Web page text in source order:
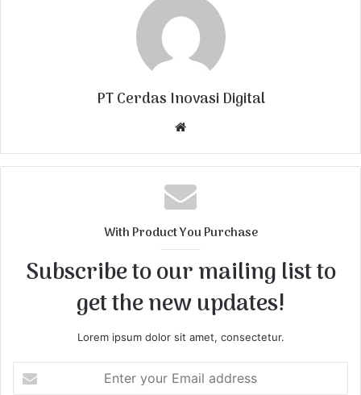
PT Cerdas Inovasi Digital
b
s
i
With Product You Purchase
Subscribe to our mailing list to
get the new updates!
Lorem ipsum dolor sit amet, consectetur.